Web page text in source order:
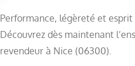
Performance, légèreté et esprit
Découvrez dès maintenant
revendeur à Nice (06300).